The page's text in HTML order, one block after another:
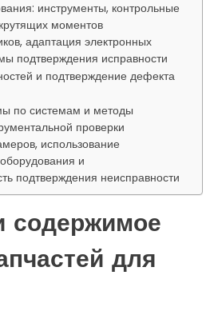
инструменты, контрольные
моментов
адаптация электронных
подтверждения исправности
и подтверждение дефекта
по системам и методы
проверки
использование
и
подтверждения неисправности
содержимое
для